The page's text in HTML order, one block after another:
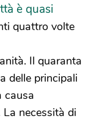
è quasi
quattro volte
Il quaranta
delle principali
causa
La necessità di